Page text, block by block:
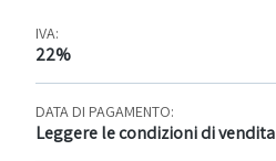
IVA:
22%
DATA DI PAGAMENTO:
Leggere le condizioni di vendita